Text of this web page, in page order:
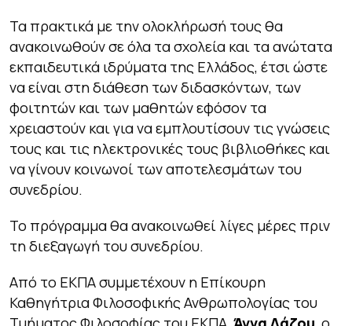
Τα πρακτικά με την ολοκλήρωσή τους θα
ανακοινωθούν σε όλα τα σχολεία και τα ανώτατα
εκπαιδευτικά ιδρύματα της Ελλάδος, έτσι ώστε
να είναι στη διάθεση των διδασκόντων, των
φοιτητών και των μαθητών εφόσον τα
χρειαστούν και για να εμπλουτίσουν τις γνώσεις
τους και τις ηλεκτρονικές τους βιβλιοθήκες και
να γίνουν κοινωνοί των αποτελεσμάτων του
συνεδρίου.
Το πρόγραμμα θα ανακοινωθεί λίγες μέρες πριν
τη διεξαγωγή του συνεδρίου.
Από το ΕΚΠΑ συμμετέχουν η Επίκουρη
Καθηγήτρια Φιλοσοφικής Ανθρωπολογίας του